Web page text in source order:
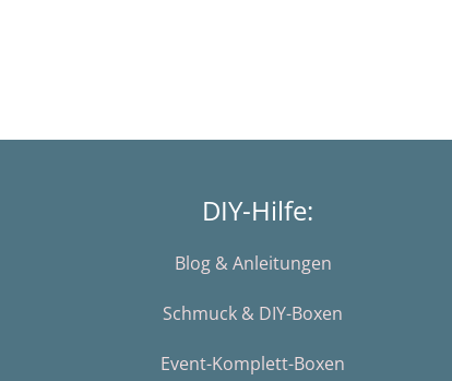
DIY-Hilfe:
Blog & Anleitungen
Schmuck & DIY-Boxen
Event-Komplett-Boxen